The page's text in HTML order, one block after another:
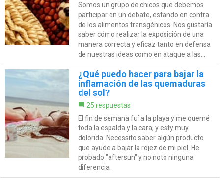
Somos un grupo de chicos que debemos
participar en un debate, estando en contra
de los alimentos transgénicos. Nos gustaría
saber cómo realizar la exposición de una
manera correcta y eficaz tanto en defensa
de nuestras ideas como en ataque a las...
¿Qué puedo hacer para bajar la
inflamación de las quemaduras
del sol?
25 respuestas
El fin de semana fuí a la playa y me quemé
toda la espalda y la cara, y esty muy
dolorida. Necessito saber algún producto
que ayude a bajar la rojez de mi piel. He
probado "aftersun" y no noto ninguna
diferencia.